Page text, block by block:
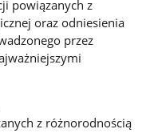
powiązanych z
oraz odniesienia
przez
z różnorodnością